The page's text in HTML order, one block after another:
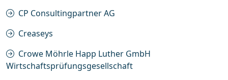
CP Consultingpartner AG
Creaseys
Crowe Möhrle Happ Luther GmbH
Wirtschaftsprüfungsgesellschaft